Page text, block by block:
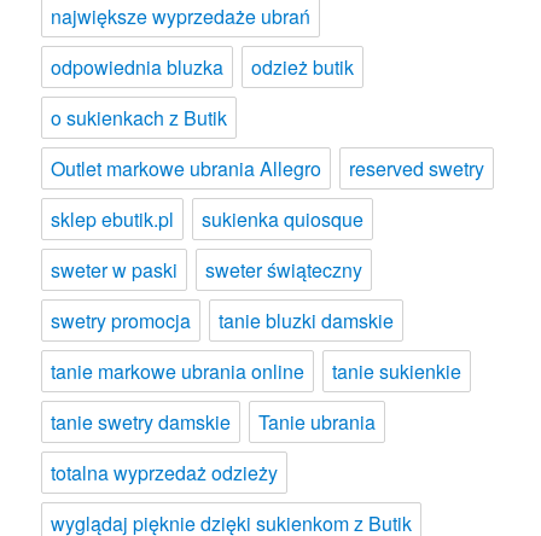
największe wyprzedaże ubrań
odpowiednia bluzka
odzież butik
o sukienkach z Butik
Outlet markowe ubrania Allegro
reserved swetry
sklep ebutik.pl
sukienka quiosque
sweter w paski
sweter świąteczny
swetry promocja
tanie bluzki damskie
tanie markowe ubrania online
tanie sukienkie
tanie swetry damskie
Tanie ubrania
totalna wyprzedaż odzieży
wyglądaj pięknie dzięki sukienkom z Butik